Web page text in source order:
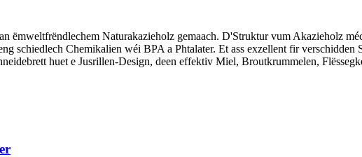
ëmweltfrëndlechem Naturakazieholz gemaach. D'Struktur vum Akazieholz
schiedlech Chemikalien wéi BPA a Phtalater. Et ass exzellent fir verschidden
huet e Jusrillen-Design, deen effektiv Miel, Broutkrummelen,